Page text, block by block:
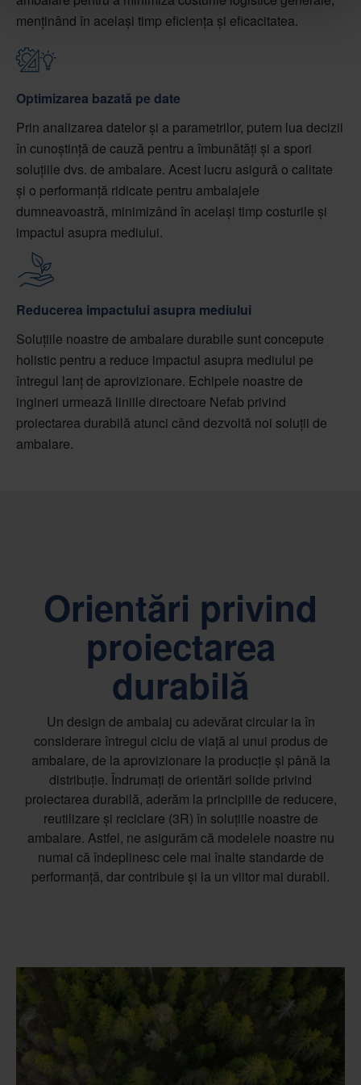
menținând în același timp eficiența și eficacitatea.
Optimizarea bazată pe date
Prin analizarea datelor și a parametrilor, putem lua decizii
în cunoștință de cauză pentru a îmbunătăți și a spori
soluțiile dvs. de ambalare. Acest lucru asigură o calitate
și o performanță ridicate pentru ambalajele
dumneavoastră, minimizând în același timp costurile și
impactul asupra mediului.
Reducerea impactului asupra mediului
Soluțiile noastre de ambalare durabile sunt concepute
holistic pentru a reduce impactul asupra mediului pe
întregul lanț de aprovizionare. Echipele noastre de
ingineri urmează liniile directoare Nefab privind
proiectarea durabilă atunci când dezvoltă noi soluții de
ambalare.
Orientări privind
proiectarea
durabilă
Un design de ambalaj cu adevărat circular ia în
considerare întregul ciclu de viață al unui produs de
ambalare, de la aprovizionare la producție și până la
distribuție. Îndrumați de orientări solide privind
proiectarea durabilă, aderăm la principiile de reducere,
reutilizare și reciclare (3R) în soluțiile noastre de
ambalare. Astfel, ne asigurăm că modelele noastre nu
numai că îndeplinesc cele mai înalte standarde de
performanță, dar contribuie și la un viitor mai durabil.